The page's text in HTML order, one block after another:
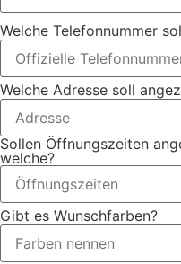
Welche Telefonnummer
Welche Adresse soll
Sollen Öffnungszeiten
welche?
Gibt es Wunschfarben?